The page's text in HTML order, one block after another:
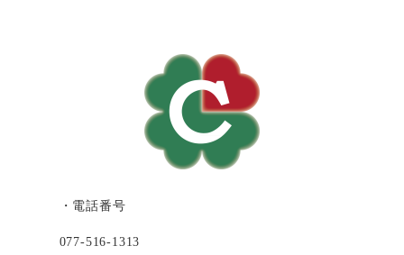
・電話番号
077-516-1313